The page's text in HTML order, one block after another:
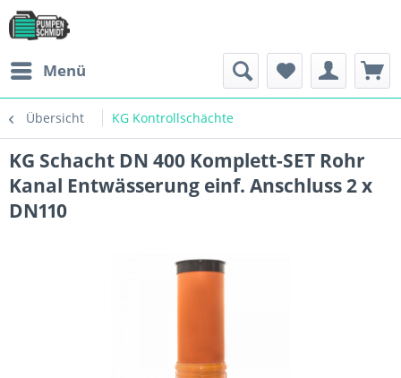
Menü
Übersicht KG Kontrollschächte
KG Schacht DN 400 Komplett-SET Rohr
Kanal Entwässerung einf. Anschluss 2 x
DN110